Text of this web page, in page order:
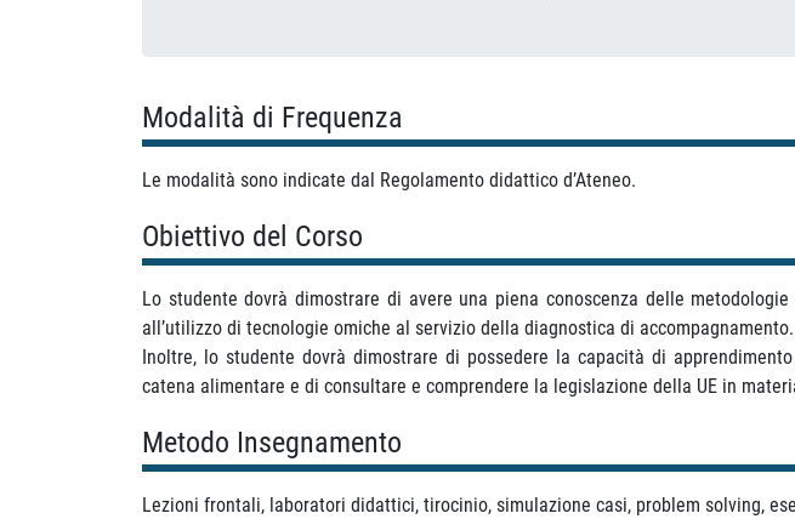
Modalità di Frequenza
Le modalità sono indicate dal Regolamento didattico d’Ateneo.
Obiettivo del Corso
Lo studente dovrà dimostrare di avere una piena conoscenza delle
all’utilizzo di tecnologie omiche al servizio della diagnostica di
Inoltre, lo studente dovrà dimostrare di possedere la capacità di
catena alimentare e di consultare e comprendere la legislazione della UE in
Metodo Insegnamento
Lezioni frontali, laboratori didattici, tirocinio, simulazione casi, problem solving,